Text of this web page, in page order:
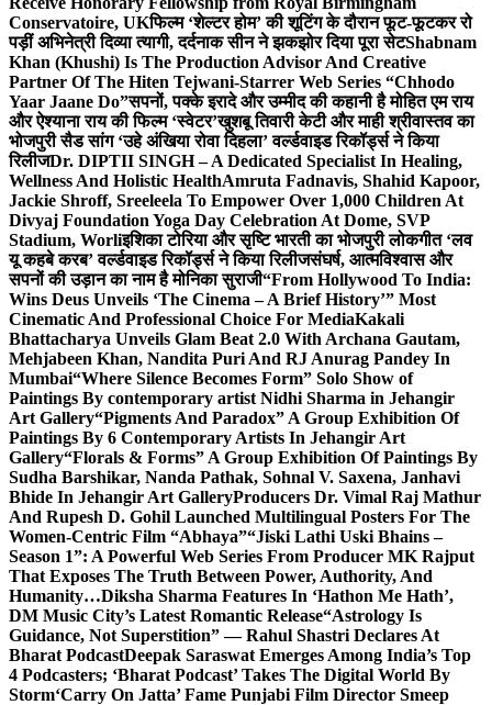
Conservatoire, UKफिल्म ‘शेल्टर होम’ की शूटिंग के दौरान फूट-फूटकर रो
पड़ीं अभिनेत्री दिव्या त्यागी, दर्दनाक सीन ने झकझोर दिया पूरा सेटShabnam
Khan (Khushi) Is The Production Advisor And Creative
Partner Of The Hiten Tejwani-Starrer Web Series “Chhodo
Yaar Jaane Do”सपनों, पक्के इरादे और उम्मीद की कहानी है मोहित एम राय
और ऐश्याना राय की फिल्म ‘स्वेटर’खुशबू तिवारी केटी और माही श्रीवास्तव का
भोजपुरी सैड सांग ‘उहे अंखिया रोवा दिहला’ वर्ल्डवाइड रिकॉर्ड्स ने किया
रिलीजDr. DIPTII SINGH – A Dedicated Specialist In Healing,
Wellness And Holistic HealthAmruta Fadnavis, Shahid Kapoor,
Jackie Shroff, Sreeleela To Empower Over 1,000 Children At
Divyaj Foundation Yoga Day Celebration At Dome, SVP
Stadium, Worliइशिका टोरिया और सृष्टि भारती का भोजपुरी लोकगीत ‘लव
यू कहबे करब’ वर्ल्डवाइड रिकॉर्ड्स ने किया रिलीजसंघर्ष, आत्मविश्वास और
सपनों की उड़ान का नाम है मोनिका सुराजी“From Hollywood To India:
Wins Deus Unveils ‘The Cinema – A Brief History’” Most
Cinematic And Professional Choice For MediaKakali
Bhattacharya Unveils Glam Beat 2.0 With Archana Gautam,
Mehjabeen Khan, Nandita Puri And RJ Anurag Pandey In
Mumbai“Where Silence Becomes Form” Solo Show of
Paintings By contemporary artist Nidhi Sharma in Jehangir
Art Gallery“Pigments And Paradox” A Group Exhibition Of
Paintings By 6 Contemporary Artists In Jehangir Art
Gallery“Florals & Forms” A Group Exhibition Of Paintings By
Sudha Barshikar, Nanda Pathak, Sohnal V. Saxena, Janhavi
Bhide In Jehangir Art GalleryProducers Dr. Vimal Raj Mathur
And Rupesh D. Gohil Launched Multilingual Posters For The
Women-Centric Film “Abhaya”“Jiski Lathi Uski Bhains –
Season 1”: A Powerful Web Series From Producer MK Rajput
That Exposes The Truth Between Power, Authority, And
Humanity…Diksha Sharma Features In ‘Hathon Me Hath’,
DM Music City’s Latest Romantic Release“Astrology Is
Guidance, Not Superstition” — Rahul Shastri Declares At
Bharat PodcastDeepak Saraswat Emerges Among India’s Top
4 Podcasters; ‘Bharat Podcast’ Takes The Digital World By
Storm‘Carry On Jatta’ Fame Punjabi Film Director Smeep